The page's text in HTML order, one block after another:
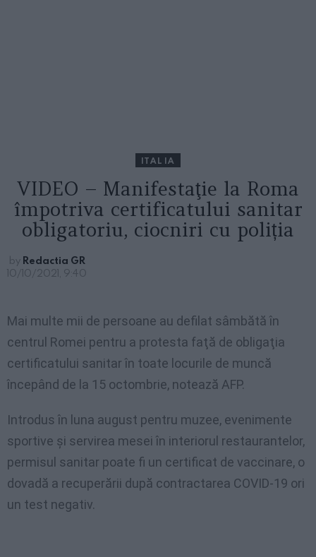
ITALIA
VIDEO – Manifestaţie la Roma
împotriva certificatului sanitar
obligatoriu, ciocniri cu poliția
by Redactia GR
10/10/2021, 9:40
Mai multe mii de persoane au defilat sâmbătă în
centrul Romei pentru a protesta faţă de obligaţia
certificatului sanitar în toate locurile de muncă
începând de la 15 octombrie, notează AFP.
Introdus în luna august pentru muzee, evenimente
sportive şi servirea mesei în interiorul restaurantelor,
permisul sanitar poate fi un certificat de vaccinare, o
dovadă a recuperării după contractarea COVID-19 ori
un test negativ.